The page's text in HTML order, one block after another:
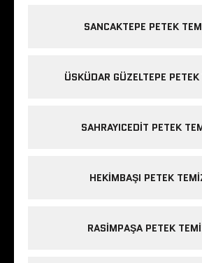
SANCAKTEPE PETEK
ÜSKÜDAR GÜZELTEPE
SAHRAYICEDIT PETEK
HEKIMBAŞI PETEK
RASIMPAŞA PETEK